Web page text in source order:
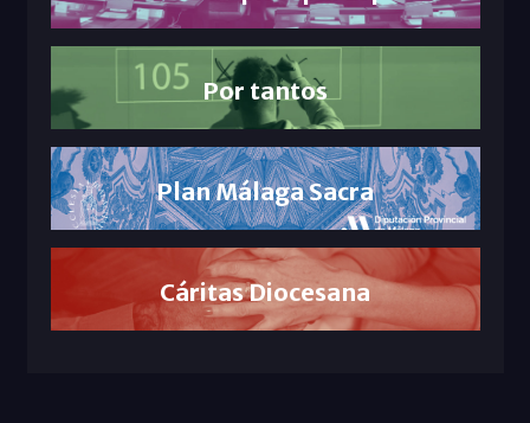
Por tantos
Plan Málaga Sacra
Cáritas Diocesana